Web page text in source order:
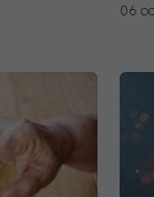
06